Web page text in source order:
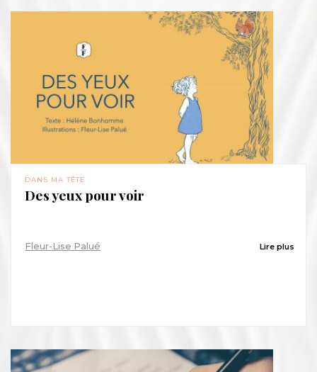
DANS MA TÊTE
Des yeux pour voir
Fleur-Lise Palué Lire plus